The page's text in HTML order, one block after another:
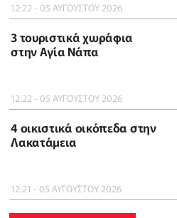
12:22 - 05 ΑΥΓΟΥΣΤΟΥ 2026
3 τουριστικά χωράφια
στην Αγία Νάπα
12:22 - 05 ΑΥΓΟΥΣΤΟΥ 2026
4 οικιστικά οικόπεδα στην
Λακατάμεια
12:21 - 05 ΑΥΓΟΥΣΤΟΥ 2026